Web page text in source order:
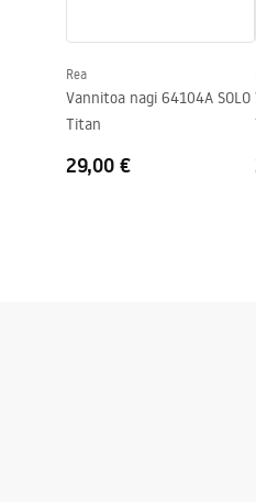
Rea
Vannitoa nagi 64104A SOLO
Titan
29,00 €